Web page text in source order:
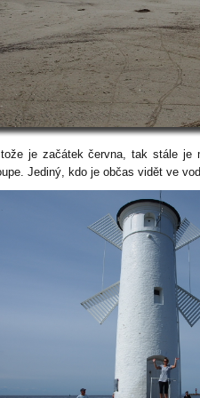
je začátek června, tak stále je
Jediný, kdo je občas vidět ve